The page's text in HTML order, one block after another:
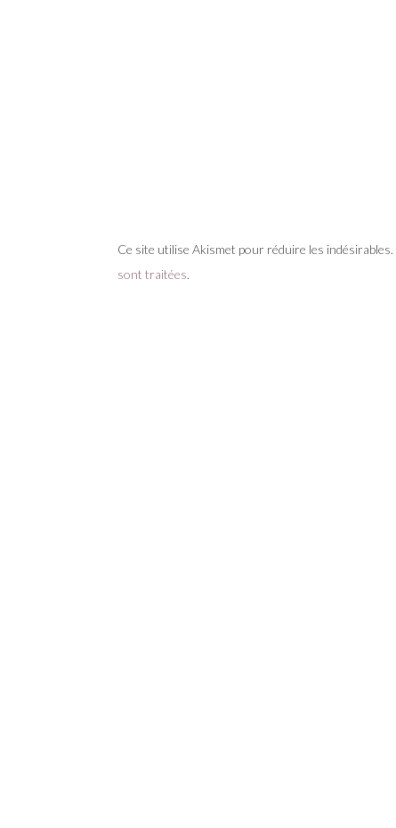
Ce site utilise Akismet pour réduire les indésirables.
sont traitées.